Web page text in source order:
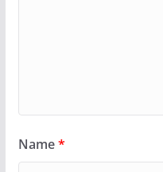
Name*